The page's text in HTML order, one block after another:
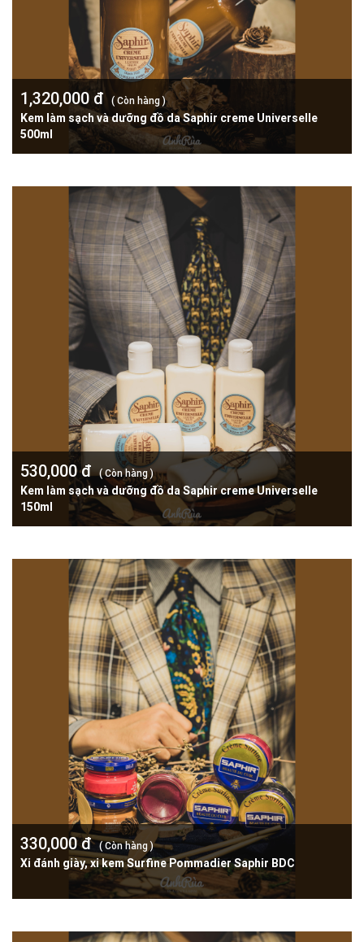
1,320,000 đ ( Còn hàng )
Kem làm sạch và dưỡng đồ da Saphir creme Universelle
500ml
530,000 đ( Còn hàng )
Kem làm sạch và dưỡng đồ da Saphir creme Universelle
150ml
330,000 đ( Còn hàng )
Xi đánh giày, xi kem Surfine Pommadier Saphir BDC